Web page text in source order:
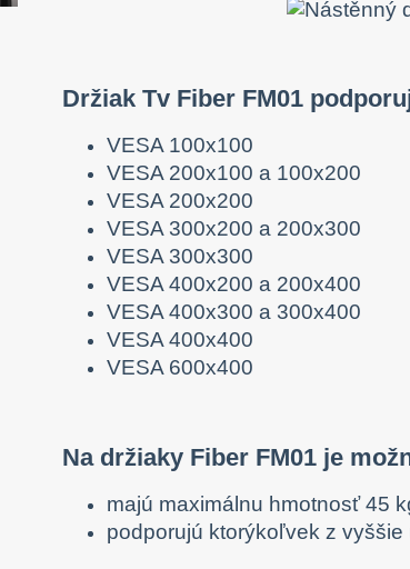
Držiak Tv Fiber FM01
VESA 100x100
VESA 200x100 a 100x200
VESA 200x200
VESA 300x200 a 200x300
VESA 300x300
VESA 400x200 a 200x400
VESA 400x300 a 300x400
VESA 400x400
VESA 600x400
Na držiaky Fiber FM01 je
majú maximálnu hmotnosť 45
podporujú ktorýkoľvek z